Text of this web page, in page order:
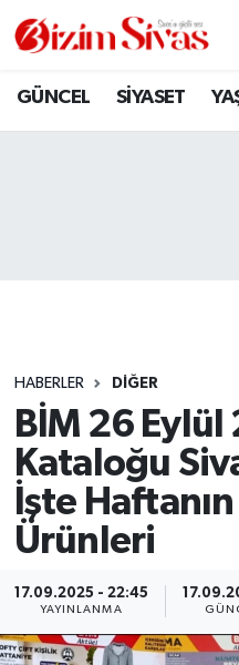
GÜNCEL SİYASET
HABERLER DİĞER
BİM 26
Kataloğu
İşte
Ürünleri
17.09.2025 - 22:45
YAYINLANMA
ARAMIZDAN
GÜNCEL
KÜLTÜR
MAGAZİN
ÖZEL HABER
RESMİ İLANLAR
Sivas Nöbetçi
Son Dakika
Haber Arşivi